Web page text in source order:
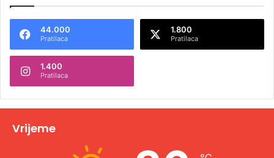
n
t
v
44.000
Pratilaca
1.800
Pratilaca
1.400
Pratilaca
Vrijeme